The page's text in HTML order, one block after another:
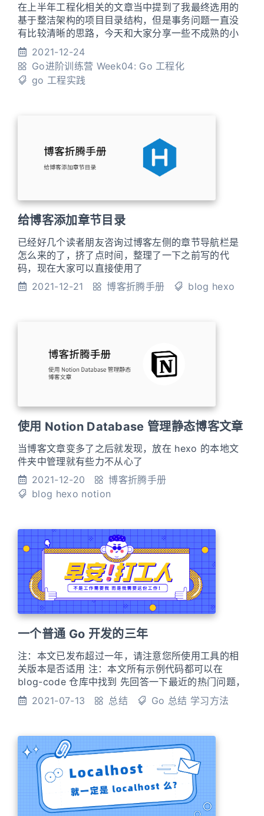
在上半年工程化相关的文章当中提到了我最终选用的
基于整洁架构的项目目录结构，但是事务问题一直没
有比较清晰的思路，今天和大家分享一些不成熟的小
建议
2021-12-24
Go进阶训练营 Week04: Go 工程化
go 工程实践
给博客添加章节目录
已经好几个读者朋友咨询过博客左侧的章节导航栏是
怎么来的了，挤了点时间，整理了一下之前写的代
码，现在大家可以直接使用了
2021-12-21
博客折腾手册 blog hexo
使用 Notion Database 管理静态博客文章
当博客文章变多了之后就发现，放在 hexo 的本地文
件夹中管理就有些力不从心了
2021-12-20
博客折腾手册
blog hexo notion
一个普通 Go 开发的三年
注：本文已发布超过一年，请注意您所使用工具的相
关版本是否适用 注：本文所有示例代码都可以在
blog-code 仓库中找到 先回答一下最近的热门问题，
没有断更，还会更新，只是最近换城市来回倒腾，然
后休息了几天，争取会在 Q3 把之前的 Go 进阶训练
2021-07-13 总结 Go 总结 学习方法